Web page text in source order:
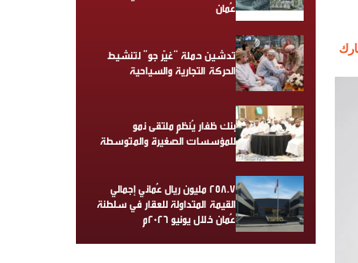
عُمان
تدشين حملة “غيّر جو” لتنشيط
الحركة التجارية والسياحية
بنك ظفار يُنظم ملتقى نمو
للمؤسسات الصغيرة والمتوسطة
258.7 مليون ريال عُماني إجمالي
القيمة المتداولة للعقار في سلطنة
عُمان خلال يونيو 2026م